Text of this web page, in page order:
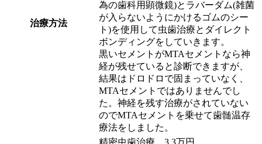
治療方法
為の歯科用顕微鏡)とラバーダム(雑菌
が入らないようにかけるゴムのシー
ト)を使用して虫歯治療とダイレクト
ボンディングをしていきます。
黒いセメントがMTAセメントなら神
経が残せていると診断できますが、
結果はドロドロで固まっていなく、
MTAセメントではありませんでし
た。神経を残す治療がされていない
のでMTAセメントを乗せて歯髄温存
療法をしました。
精密虫歯治療 3.3万円